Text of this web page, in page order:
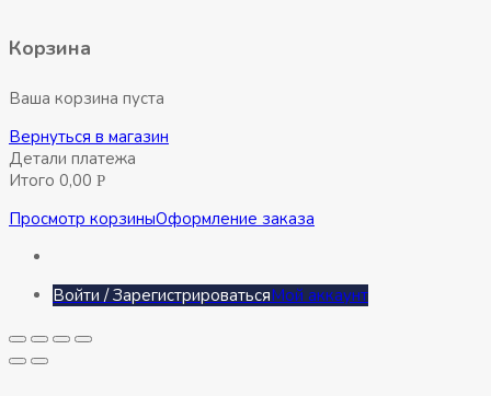
Корзина
Ваша корзина пуста
Вернуться в магазин
Детали платежа
Итого 0,00 Р
Просмотр корзиныОформление заказа
Войти / ЗарегистрироватьсяМой аккаунт